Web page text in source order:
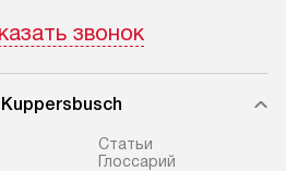
звонок
Cтатьи
Глоссарий